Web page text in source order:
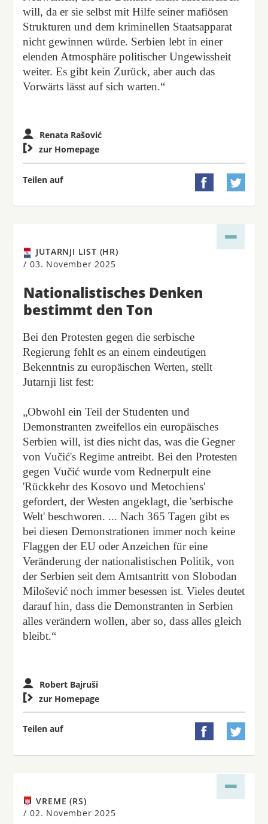
will, da er sie selbst mit Hilfe seiner mafiösen
Strukturen und dem kriminellen Staatsapparat
nicht gewinnen würde. Serbien lebt in einer
elenden Atmosphäre politischer Ungewissheit
weiter. Es gibt kein Zurück, aber auch das
Vorwärts lässt auf sich warten.“
Renata Rašović
 zur Homepage
Teilen auf  
JUTARNJI LIST (HR)
/ 03. November 2025
Nationalistisches Denken
bestimmt den Ton
Bei den Protesten gegen die serbische
Regierung fehlt es an einem eindeutigen
Bekenntnis zu europäischen Werten, stellt
Jutarnji list fest:
„Obwohl ein Teil der Studenten und
Demonstranten zweifellos ein europäisches
Serbien will, ist dies nicht das, was die Gegner
von Vučić's Regime antreibt. Bei den Protesten
gegen Vučić wurde vom Rednerpult eine
'Rückkehr des Kosovo und Metochiens'
gefordert, der Westen angeklagt, die 'serbische
Welt' beschworen. ... Nach 365 Tagen gibt es
bei diesen Demonstrationen immer noch keine
Flaggen der EU oder Anzeichen für eine
Veränderung der nationalistischen Politik, von
der Serbien seit dem Amtsantritt von Slobodan
Milošević noch immer besessen ist. Vieles deutet
darauf hin, dass die Demonstranten in Serbien
alles verändern wollen, aber so, dass alles gleich
bleibt.“
Robert Bajruši
 zur Homepage
Teilen auf  
VREME (RS)
/ 02. November 2025